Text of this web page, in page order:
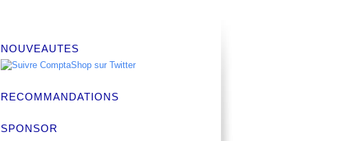
NOUVEAUTES
RECOMMANDATIONS
SPONSOR